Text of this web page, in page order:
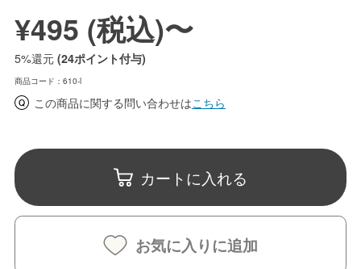
¥495 (税込)〜
5%還元 (24ポイント付与)
商品コード：610-l
この商品に関する問い合わせはこちら
カートに入れる
お気に入りに追加